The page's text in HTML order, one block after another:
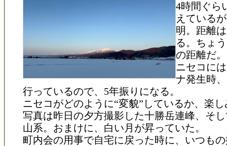
4時間ぐら
えている
明。距離
る。ちょ
の距離だ。
ニセコに
ナ発生時
行っているので、5年振りになる。
ニセコがどのように“変貌”しているか、楽
写真は昨日の夕方撮影した十勝岳連峰、そ
山系。おまけに、白い月が昇っていた。
町内会の用事で自宅に戻った時に、いつも